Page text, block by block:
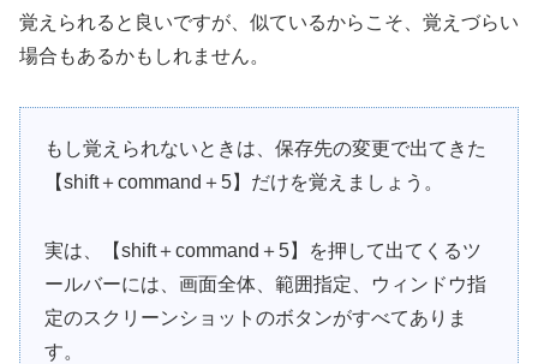
覚えられると良いですが、似ているからこそ、覚えづらい
場合もあるかもしれません。
もし覚えられないときは、保存先の変更で出てきた
【shift＋command＋5】だけを覚えましょう。
実は、【shift＋command＋5】を押して出てくるツ
ールバーには、画面全体、範囲指定、ウィンドウ指
定のスクリーンショットのボタンがすべてありま
す。